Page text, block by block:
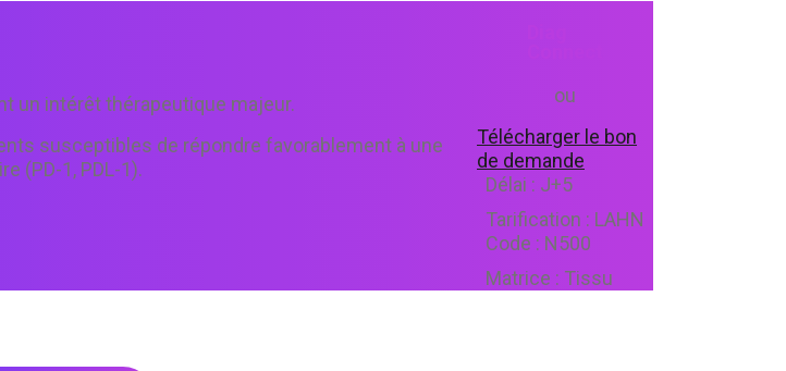
un intérêt thérapeutique majeur.
susceptibles de répondre favorablement à une
(PD-1, PDL-1).
ou
Télécharger le bon
de demande
Délai : J+5
Tarification : LAHN
Code : N500
Matrice : Tissu